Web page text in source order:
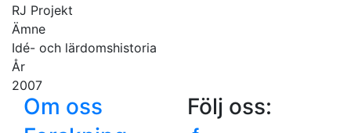
RJ Projekt
Ämne
Idé- och lärdomshistoria
År
2007
Om oss
Följ oss: